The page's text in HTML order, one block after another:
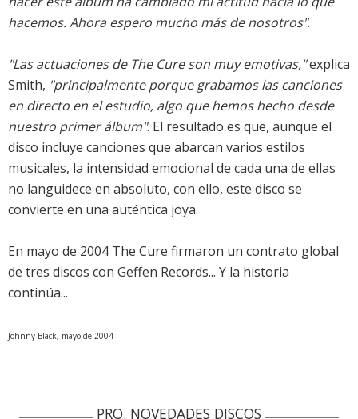
hacemos. Ahora espero mucho más de nosotros".
"Las actuaciones de The Cure son muy emotivas,"explica
Smith, "principalmente porque grabamos las canciones
en directo en el estudio, algo que hemos hecho desde
nuestro primer álbum". El resultado es que, aunque el
disco incluye canciones que abarcan varios estilos
musicales, la intensidad emocional de cada una de ellas
no languidece en absoluto, con ello, este disco se
convierte en una auténtica joya.
En mayo de 2004 The Cure firmaron un contrato global
de tres discos con Geffen Records... Y la historia
continúa...
Johnny Black, mayo de 2004
PRO. NOVEDADES DISCOS